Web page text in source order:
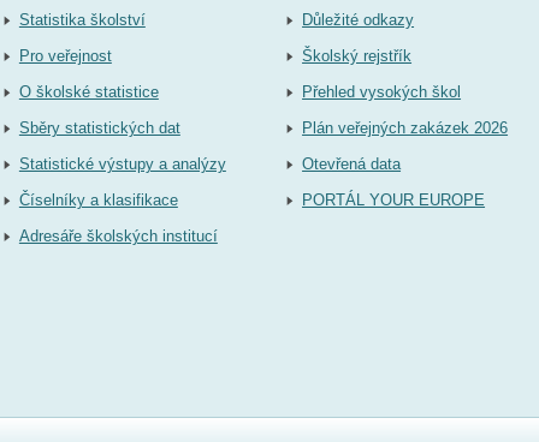
Statistika školství
Pro veřejnost
O školské statistice
Sběry statistických dat
Statistické výstupy a analýzy
Číselníky a klasifikace
Adresáře školských institucí
Důležité odkazy
Školský rejstřík
Přehled vysokých škol
Plán veřejných zakázek 2026
Otevřená data
PORTÁL YOUR EUROPE